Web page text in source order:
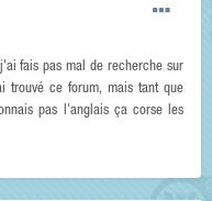
fais pas mal de recherche sur
trouvé ce forum, mais tant que
pas l'anglais ça corse les